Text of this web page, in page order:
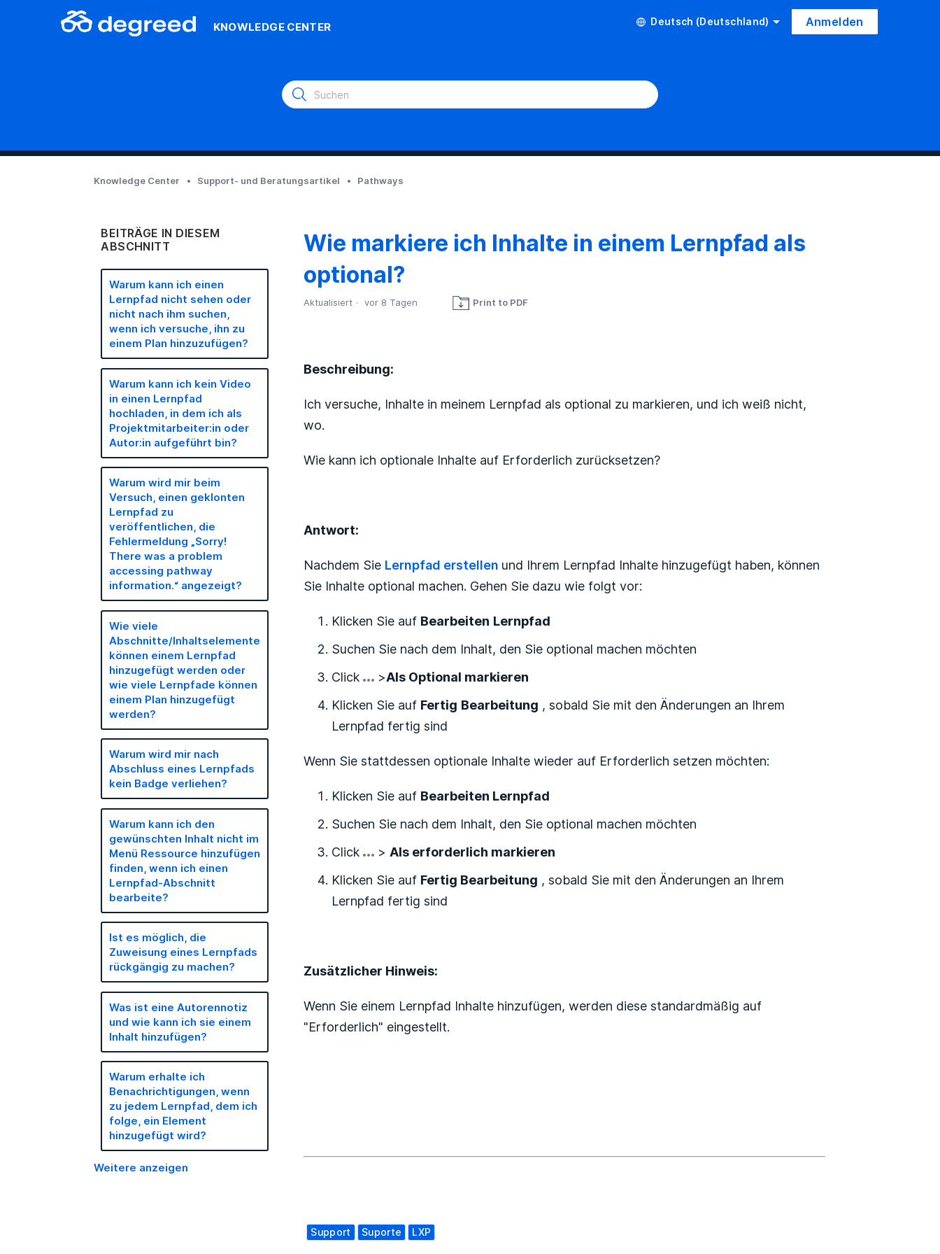
KNOWLEDGE CENTER Deutsch (Deutschland) Anmelden
Knowledge Center Support- und Beratungsartikel Pathways
BEITRÄGE IN DIESEM
ABSCHNITT
Warum kann ich einen
Lernpfad nicht sehen oder
nicht nach ihm suchen,
wenn ich versuche, ihn zu
einem Plan hinzuzufügen?
Warum kann ich kein Video
in einen Lernpfad
hochladen, in dem ich als
Projektmitarbeiter:in oder
Autor:in aufgeführt bin?
Warum wird mir beim
Versuch, einen geklonten
Lernpfad zu
veröffentlichen, die
Fehlermeldung „Sorry!
There was a problem
accessing pathway
information.“ angezeigt?
Wie viele
Abschnitte/Inhaltselemente
können einem Lernpfad
hinzugefügt werden oder
wie viele Lernpfade können
einem Plan hinzugefügt
werden?
Warum wird mir nach
Abschluss eines Lernpfads
kein Badge verliehen?
Warum kann ich den
gewünschten Inhalt nicht im
Menü Ressource hinzufügen
finden, wenn ich einen
Lernpfad-Abschnitt
bearbeite?
Ist es möglich, die
Zuweisung eines Lernpfads
rückgängig zu machen?
Was ist eine Autorennotiz
und wie kann ich sie einem
Inhalt hinzufügen?
Warum erhalte ich
Benachrichtigungen, wenn
zu jedem Lernpfad, dem ich
folge, ein Element
hinzugefügt wird?
Weitere anzeigen
Wie markiere ich Inhalte in einem Lernpfad als
optional?
Aktualisiert vor 8 Tagen Print to PDF
Beschreibung:
Ich versuche, Inhalte in meinem Lernpfad als optional zu markieren, und ich weiß nicht,
wo.
Wie kann ich optionale Inhalte auf Erforderlich zurücksetzen?
Antwort:
Nachdem Sie Lernpfad erstellen und Ihrem Lernpfad Inhalte hinzugefügt haben, können
Sie Inhalte optional machen. Gehen Sie dazu wie folgt vor:
Klicken Sie auf Bearbeiten Lernpfad
Suchen Sie nach dem Inhalt, den Sie optional machen möchten
Click
>Als Optional markieren
Klicken Sie auf Fertig Bearbeitung , sobald Sie mit den Änderungen an Ihrem
Lernpfad fertig sind
Wenn Sie stattdessen optionale Inhalte wieder auf Erforderlich setzen möchten:
Klicken Sie auf Bearbeiten Lernpfad
Suchen Sie nach dem Inhalt, den Sie optional machen möchten
Click
>Als erforderlich markieren
Klicken Sie auf Fertig Bearbeitung , sobald Sie mit den Änderungen an Ihrem
Lernpfad fertig sind
Zusätzlicher Hinweis:
Wenn Sie einem Lernpfad Inhalte hinzufügen, werden diese standardmäßig auf
"Erforderlich" eingestellt.
Support Suporte LXP